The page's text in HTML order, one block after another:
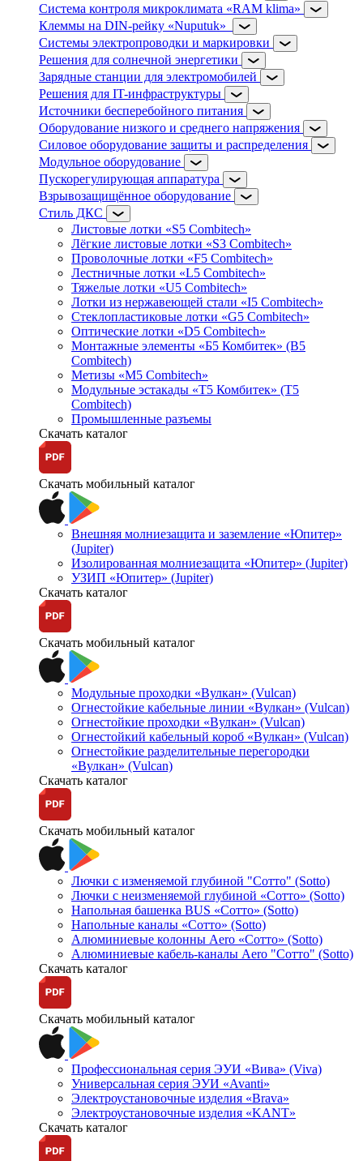
Система контроля микроклимата «RAM klima»
Клеммы на DIN-рейку «Nuputuk»
Системы электропроводки и маркировки
Решения для солнечной энергетики
Зарядные станции для электромобилей
Решения для IT-инфраструктуры
Источники бесперебойного питания
Оборудование низкого и среднего напряжения
Силовое оборудование защиты и распределения
Модульное оборудование
Пускорегулирующая аппаратура
Взрывозащищённое оборудование
Стиль ДКС
Листовые лотки «S5 Combitech»
Лёгкие листовые лотки «S3 Combitech»
Проволочные лотки «F5 Combitech»
Лестничные лотки «L5 Combitech»
Тяжелые лотки «U5 Combitech»
Лотки из нержавеющей стали «I5 Combitech»
Стеклопластиковые лотки «G5 Combitech»
Оптические лотки «D5 Combitech»
Монтажные элементы «Б5 Комбитек» (B5
Combitech)
Метизы «M5 Combitech»
Модульные эстакады «Т5 Комбитек» (T5
Combitech)
Промышленные разъемы
Скачать каталог
Скачать мобильный каталог
Внешняя молниезащита и заземление «Юпитер»
(Jupiter)
Изолированная молниезащита «Юпитер» (Jupiter)
УЗИП «Юпитер» (Jupiter)
Скачать каталог
Скачать мобильный каталог
Модульные проходки «Вулкан» (Vulcan)
Огнестойкие кабельные линии «Вулкан» (Vulcan)
Огнестойкие проходки «Вулкан» (Vulcan)
Огнестойкий кабельный короб «Вулкан» (Vulcan)
Огнестойкие разделительные перегородки
«Вулкан» (Vulcan)
Скачать каталог
Скачать мобильный каталог
Лючки с изменяемой глубиной "Сотто" (Sotto)
Лючки с неизменяемой глубиной «Сотто» (Sotto)
Напольная башенка BUS «Сотто» (Sotto)
Напольные каналы «Сотто» (Sotto)
Алюминиевые колонны Aero «Сотто» (Sotto)
Алюминиевые кабель-каналы Aero "Сотто" (Sotto)
Скачать каталог
Скачать мобильный каталог
Профессиональная серия ЭУИ «Вива» (Viva)
Универсальная серия ЭУИ «Avanti»
Электроустановочные изделия «Brava»
Электроустановочные изделия «KANT»
Скачать каталог